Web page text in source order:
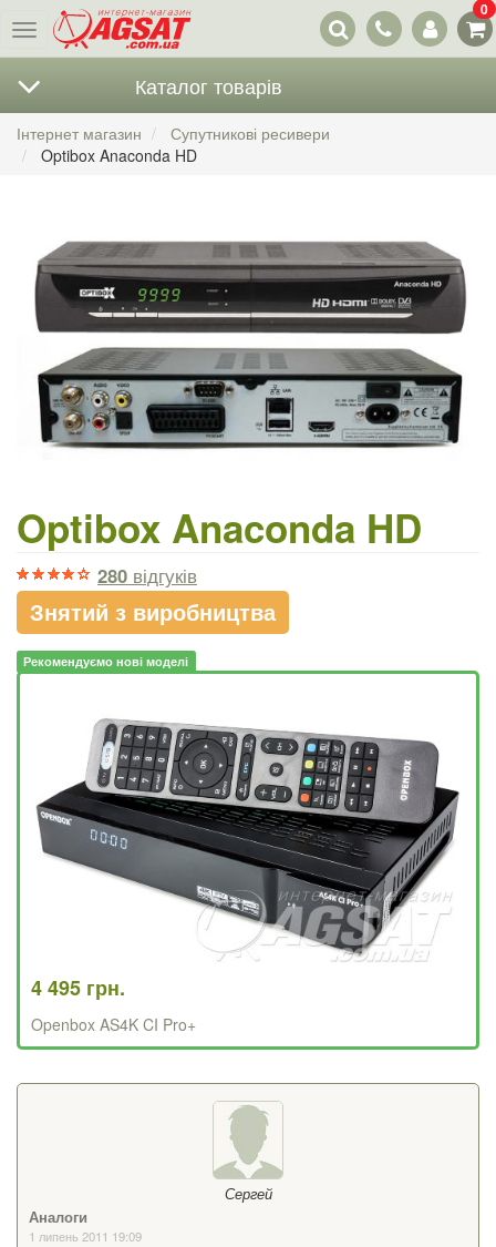
Меню
Наші
контакти
0
Каталог товарів
Інтернет магазин
Супутникові ресивери
Optibox Anaconda HD
Optibox Anaconda HD
280 відгуків
Знятий з виробництва
Рекомендуємо нові моделі
4 495 грн.
Openbox AS4K CI Pro+
Сергей
Аналоги
1 липень 2011 19:09